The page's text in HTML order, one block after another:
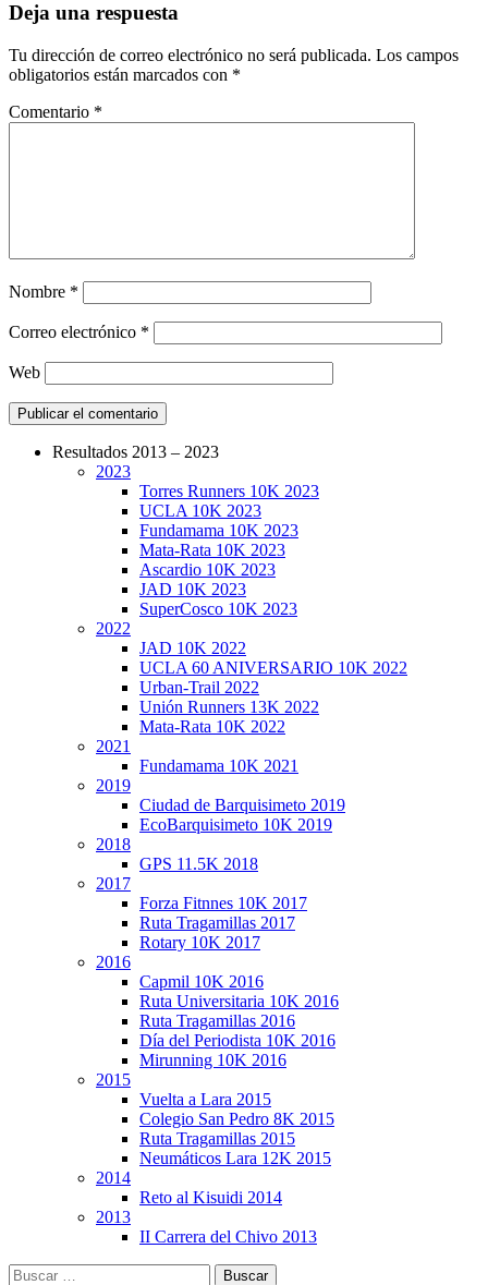
Deja una respuesta
Tu dirección de correo electrónico no será publicada. Los campos
obligatorios están marcados con *
Comentario *
Nombre *
Correo electrónico *
Web
CarreraPro – Organización de eventos
deportivos
Resultados 2013 – 2023
2023
Torres Runners 10K 2023
UCLA 10K 2023
Fundamama 10K 2023
Mata-Rata 10K 2023
Ascardio 10K 2023
JAD 10K 2023
SuperCosco 10K 2023
2022
JAD 10K 2022
UCLA 60 ANIVERSARIO 10K 2022
Urban-Trail 2022
Unión Runners 13K 2022
Mata-Rata 10K 2022
2021
Fundamama 10K 2021
2019
Ciudad de Barquisimeto 2019
EcoBarquisimeto 10K 2019
2018
GPS 11.5K 2018
2017
Forza Fitnnes 10K 2017
Ruta Tragamillas 2017
Rotary 10K 2017
2016
Capmil 10K 2016
Ruta Universitaria 10K 2016
Ruta Tragamillas 2016
Día del Periodista 10K 2016
Mirunning 10K 2016
2015
Vuelta a Lara 2015
Colegio San Pedro 8K 2015
Ruta Tragamillas 2015
Neumáticos Lara 12K 2015
2014
Reto al Kisuidi 2014
2013
II Carrera del Chivo 2013
Buscar: